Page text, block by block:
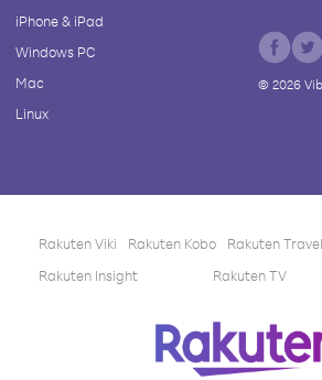
iPhone & iPad
Windows PC
Mac
Linux
© 2026
Rakuten Viki Rakuten Kobo Rakuten Travel
Rakuten Insight
Rakuten TV